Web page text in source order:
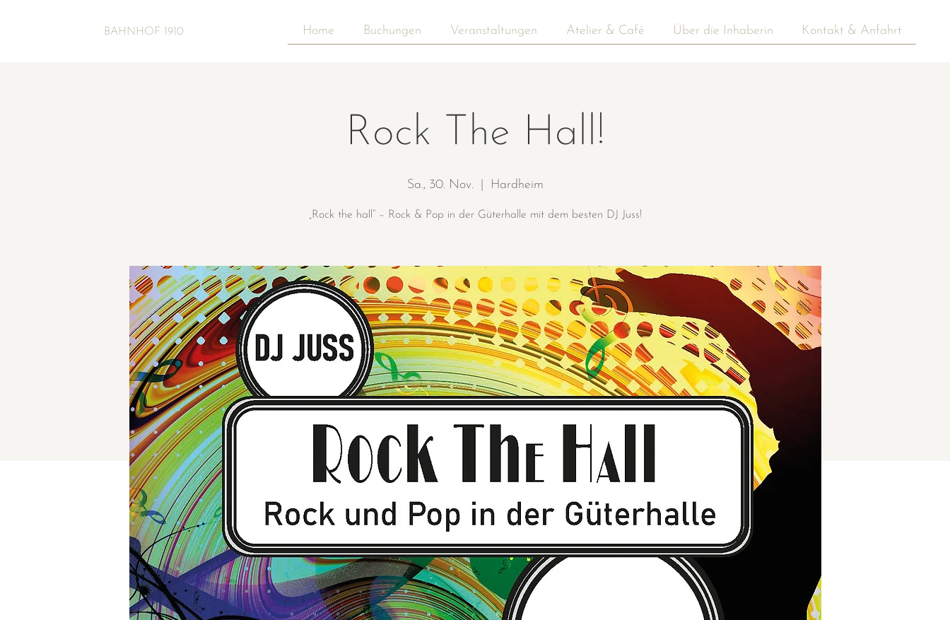
BAHNHOF 1910 Home Buchungen Veranstaltungen Atelier & Café Über die Inhaberin Kontakt & Anfahrt
Rock The Hall!
Sa., 30. Nov. Hardheim
„Rock the hall“ – Rock & Pop in der Güterhalle mit dem besten DJ Juss!